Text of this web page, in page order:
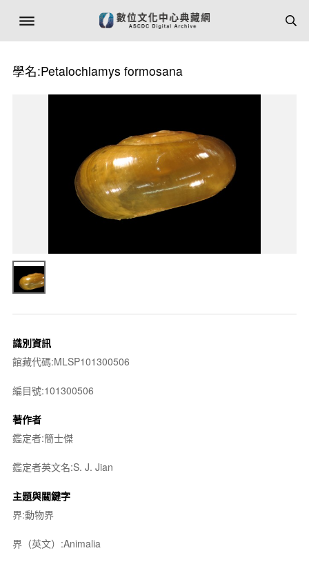
學名:Petalochlamys formosana
識別資訊
館藏代碼:MLSP101300506
編目號:101300506
著作者
鑑定者:簡士傑
鑑定者英文名:S. J. Jian
主題與關鍵字
界:動物界
界（英文）:Animalia